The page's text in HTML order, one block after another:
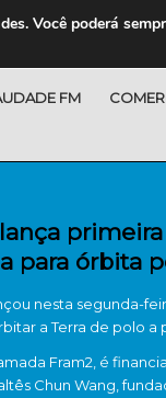
FM
para órbita
nesta segunda-
a Terra de polo a
Fram2, é
Chun Wang,
Você poderá